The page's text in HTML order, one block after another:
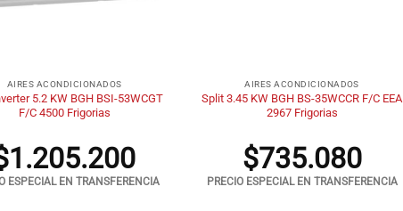
AIRES ACONDICIONADOS
5.2 KW BGH BSI-53WCGT
F/C 4500 Frigorias
1.205.200
ESPECIAL EN TRANSFERENCIA
AIRES ACONDICIONADOS
Split 3.45 KW BGH BS-35WCCR F/C EEA
2967 Frigorias
$735.080
PRECIO ESPECIAL EN TRANSFERENCIA